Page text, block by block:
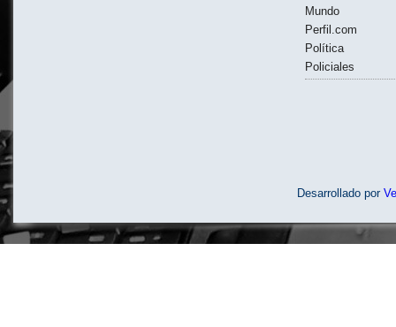
Mundo
Perfil.com
Política
Policiales
Desarrollado por